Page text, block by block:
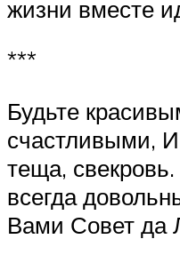
жизни вместе
***
Будьте
счастливыми,
теща,
всегда
Вами Совет да